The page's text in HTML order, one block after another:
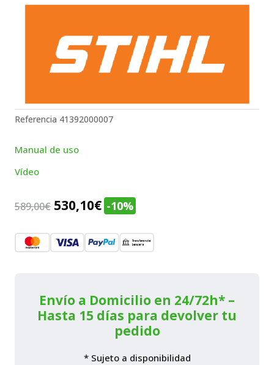
Referencia 41392000007
Manual de uso
Vídeo
589,00€ El
original
era:
530,10€El
actual
es:
-10%
Envío a Domicilio en 24/72h* –
Hasta 15 días para devolver tu
pedido
* Sujeto a disponibilidad